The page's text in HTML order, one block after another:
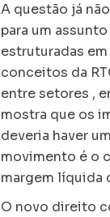
A questão já
para um
estruturadas
conceitos da
entre setores ,
mostra que os
deveria haver
movimento é o
margem líquida
O novo direito